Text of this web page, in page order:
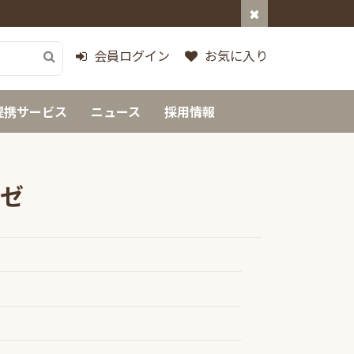
会員ログイン お気に入り
携サービス ニュース 採用情報